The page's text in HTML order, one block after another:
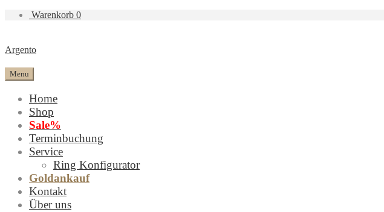
Warenkorb 0
Argento
Menu
Home
Shop
Sale%
Terminbuchung
Service
Ring Konfigurator
Goldankauf
Kontakt
Über uns